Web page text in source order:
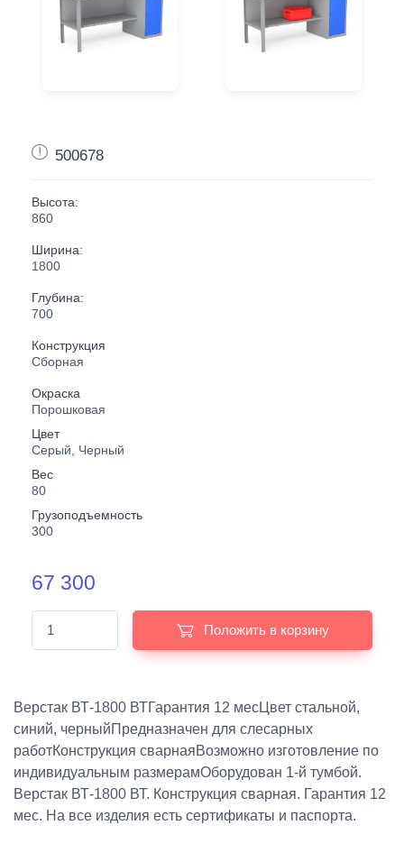
500678
Высота:
860
Ширина:
1800
Глубина:
700
Конструкция
Сборная
Окраска
Порошковая
Цвет
Серый, Черный
Вес
80
Грузоподъемность
300
67 300
Положить в корзину
Верстак ВТ-1800 ВТГарантия 12 месЦвет стальной,
синий, черныйПредназначен для слесарных
работКонструкция сварнаяВозможно изготовление по
индивидуальным размерамОборудован 1-й тумбой.
Верстак ВТ-1800 ВТ. Конструкция сварная. Гарантия 12
мес. На все изделия есть сертификаты и паспорта.